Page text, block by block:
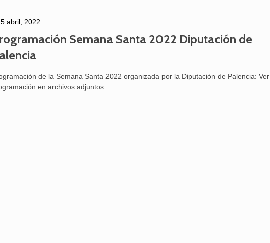
5 abril, 2022
Semana Santa 2022 Diputación de
de la Semana Santa 2022 organizada por la Diputación de Palencia: Ver
en archivos adjuntos
25 febrero, 2026